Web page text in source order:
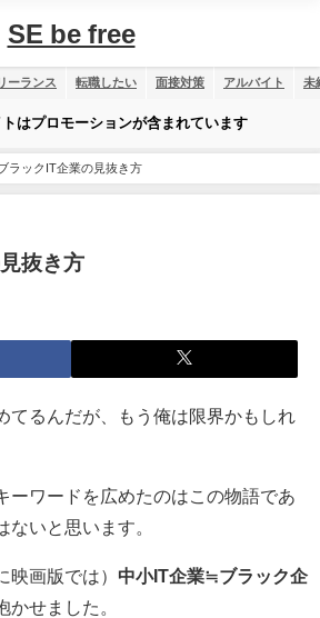
SE be free
ーランス 転職したい 面接対策 アルバイト 未
はプロモーションが含まれています
ラックIT企業の見抜き方
抜き方
てるんだが、もう俺は限界かもしれ
ーワードを広めたのはこの物語であ
ないと思います。
映画版では） 中小IT企業≒ブラック企
かせました。